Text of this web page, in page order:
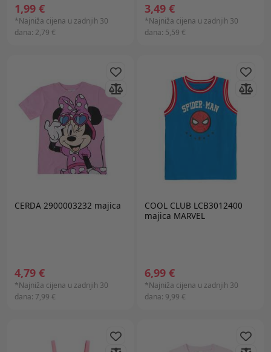
1,99 €
*Najniža cijena u zadnjih 30
dana: 2,79 €
3,49 €
*Najniža cijena u zadnjih 30
dana: 5,59 €
CERDA 2900003232 majica
4,79 €
*Najniža cijena u zadnjih 30
dana: 7,99 €
COOL CLUB LCB3012400
majica MARVEL
6,99 €
*Najniža cijena u zadnjih 30
dana: 9,99 €